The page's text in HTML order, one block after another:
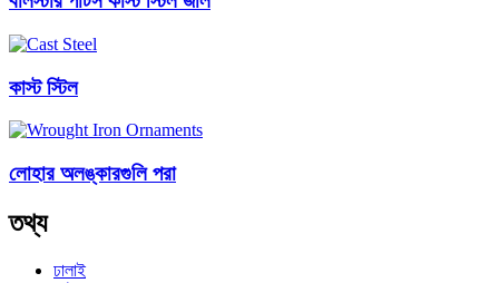
কাস্ট স্টিল
লোহার অলঙ্কারগুলি পরা
তথ্য
ঢালাই